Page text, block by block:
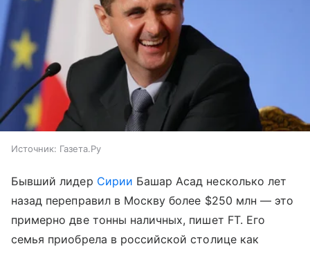
Источник: Газета.Ру
Бывший лидер Сирии Башар Асад несколько лет
назад переправил в Москву более $250 млн — это
примерно две тонны наличных, пишет FT. Его
семья приобрела в российской столице как